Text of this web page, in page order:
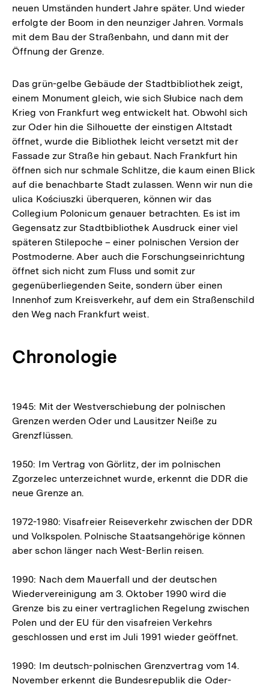
neuen Umständen hundert Jahre später. Und wieder
erfolgte der Boom in den neunziger Jahren. Vormals
mit dem Bau der Straßenbahn, und dann mit der
Öffnung der Grenze.
Das grün-gelbe Gebäude der Stadtbibliothek zeigt,
einem Monument gleich, wie sich Słubice nach dem
Krieg von Frankfurt weg entwickelt hat. Obwohl sich
zur Oder hin die Silhouette der einstigen Altstadt
öffnet, wurde die Bibliothek leicht versetzt mit der
Fassade zur Straße hin gebaut. Nach Frankfurt hin
öffnen sich nur schmale Schlitze, die kaum einen Blick
auf die benachbarte Stadt zulassen. Wenn wir nun die
ulica Kościuszki überqueren, können wir das
Collegium Polonicum genauer betrachten. Es ist im
Gegensatz zur Stadtbibliothek Ausdruck einer viel
späteren Stilepoche – einer polnischen Version der
Postmoderne. Aber auch die Forschungseinrichtung
öffnet sich nicht zum Fluss und somit zur
gegenüberliegenden Seite, sondern über einen
Innenhof zum Kreisverkehr, auf dem ein Straßenschild
den Weg nach Frankfurt weist.
Chronologie
1945: Mit der Westverschiebung der polnischen
Grenzen werden Oder und Lausitzer Neiße zu
Grenzflüssen.
1950: Im Vertrag von Görlitz, der im polnischen
Zgorzelec unterzeichnet wurde, erkennt die DDR die
neue Grenze an.
1972-1980: Visafreier Reiseverkehr zwischen der DDR
und Volkspolen. Polnische Staatsangehörige können
aber schon länger nach West-Berlin reisen.
1990: Nach dem Mauerfall und der deutschen
Wiedervereinigung am 3. Oktober 1990 wird die
Grenze bis zu einer vertraglichen Regelung zwischen
Polen und der EU für den visafreien Verkehrs
geschlossen und erst im Juli 1991 wieder geöffnet.
1990: Im deutsch-polnischen Grenzvertrag vom 14.
November erkennt die Bundesrepublik die Oder-